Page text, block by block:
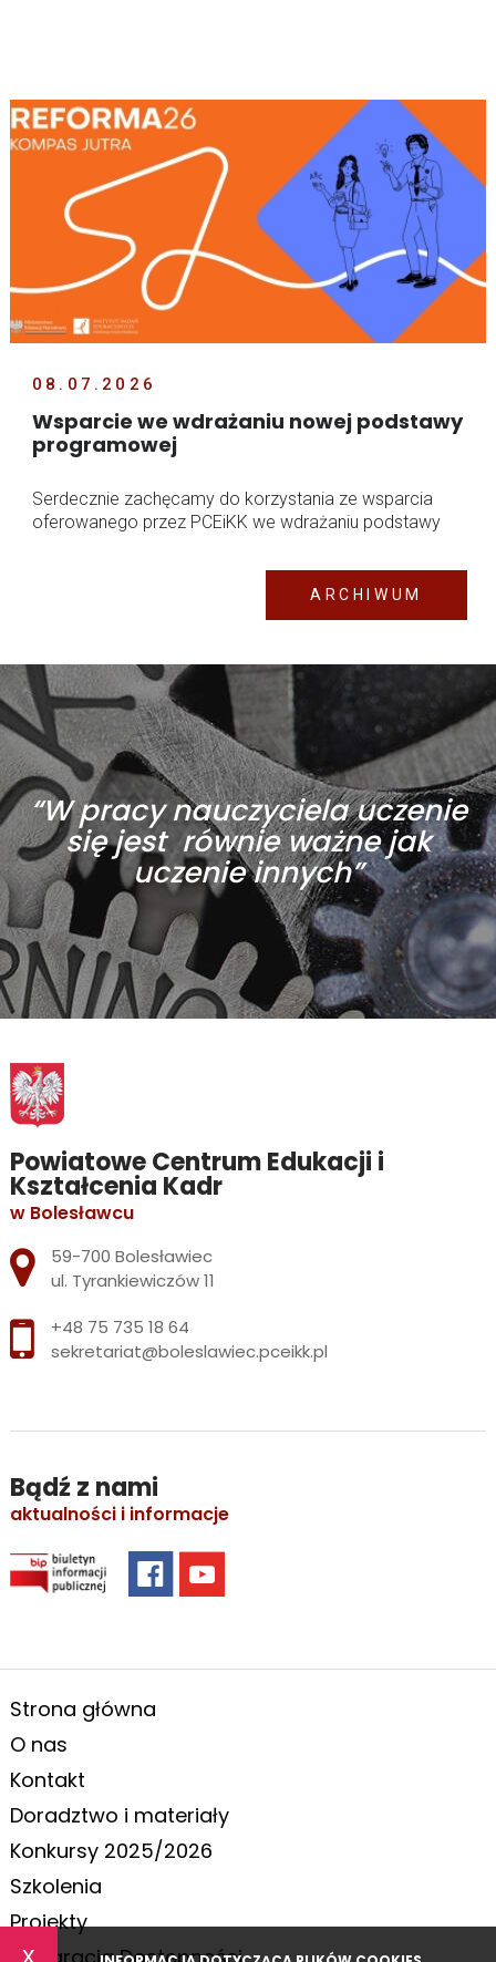
x
08.07.2026
Wsparcie we wdrażaniu nowej podstawy
programowej
Serdecznie zachęcamy do korzystania ze wsparcia
oferowanego przez PCEiKK we wdrażaniu podstawy
ARCHIWUM
“W pracy nauczyciela uczenie
się jest równie ważne jak
uczenie innych”
Powiatowe Centrum Edukacji i
Kształcenia Kadr
w Bolesławcu
Adres pocztowy:
59-700 Bolesławiec
ul. Tyrankiewiczów 11
+48 75 735 18 64
sekretariat@boleslawiec.pceikk.pl
Bądź z nami
aktualności i informacje
Strona główna
O nas
Kontakt
Doradztwo i materiały
Konkursy 2025/2026
Szkolenia
Projekty